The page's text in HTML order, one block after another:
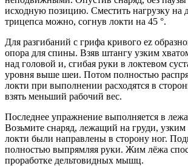
исходную позицию. Сместить нагрузку на
трицепса можно, согнув локти на 45 °.
Для разгибаний с грифа кривого ez
опора для спины. Взяв штангу узким
над головой и, сгибая руки в локтевом
уровня выше шеи. Потом полностью
локти при выполнении расходятся в
взять меньший рабочий вес.
Последнее упражнение выполняется в
Возьмите снаряд, лежащий на груди, узким
локти были направлены в сторону ног.
полностью выпрямляя руки. Жим лёжа
проработке дельтовидных мышц.